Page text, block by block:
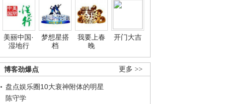
美丽中国·
湿地行
梦想星搭
档
我要上春
晚
开门大吉
更多 >>
博客劲爆点
盘点娱乐圈10大衰神附体的明星
陈守学